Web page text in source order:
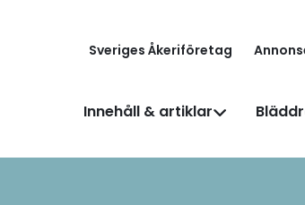
Sveriges Åkeriföretag
Innehåll & artiklar